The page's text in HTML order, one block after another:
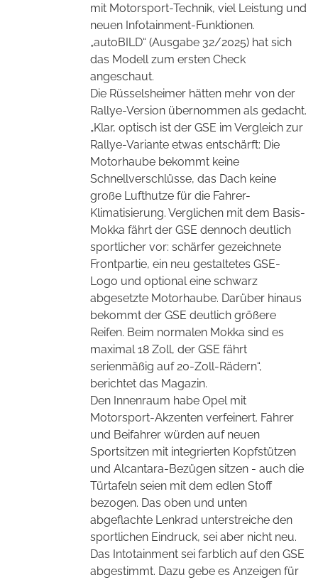
mit Motorsport-Technik, viel Leistung und
neuen Infotainment-Funktionen.
„autoBILD“ (Ausgabe 32/2025) hat sich
das Modell zum ersten Check
angeschaut.
Die Rüsselsheimer hätten mehr von der
Rallye-Version übernommen als gedacht.
„Klar, optisch ist der GSE im Vergleich zur
Rallye-Variante etwas entschärft: Die
Motorhaube bekommt keine
Schnellverschlüsse, das Dach keine
große Lufthutze für die Fahrer-
Klimatisierung. Verglichen mit dem Basis-
Mokka fährt der GSE dennoch deutlich
sportlicher vor: schärfer gezeichnete
Frontpartie, ein neu gestaltetes GSE-
Logo und optional eine schwarz
abgesetzte Motorhaube. Darüber hinaus
bekommt der GSE deutlich größere
Reifen. Beim normalen Mokka sind es
maximal 18 Zoll, der GSE fährt
serienmäßig auf 20-Zoll-Rädern“,
berichtet das Magazin.
Den Innenraum habe Opel mit
Motorsport-Akzenten verfeinert. Fahrer
und Beifahrer würden auf neuen
Sportsitzen mit integrierten Kopfstützen
und Alcantara-Bezügen sitzen - auch die
Türtafeln seien mit dem edlen Stoff
bezogen. Das oben und unten
abgeflachte Lenkrad unterstreiche den
sportlichen Eindruck, sei aber nicht neu.
Das Intotainment sei farblich auf den GSE
abgestimmt. Dazu gebe es Anzeigen für